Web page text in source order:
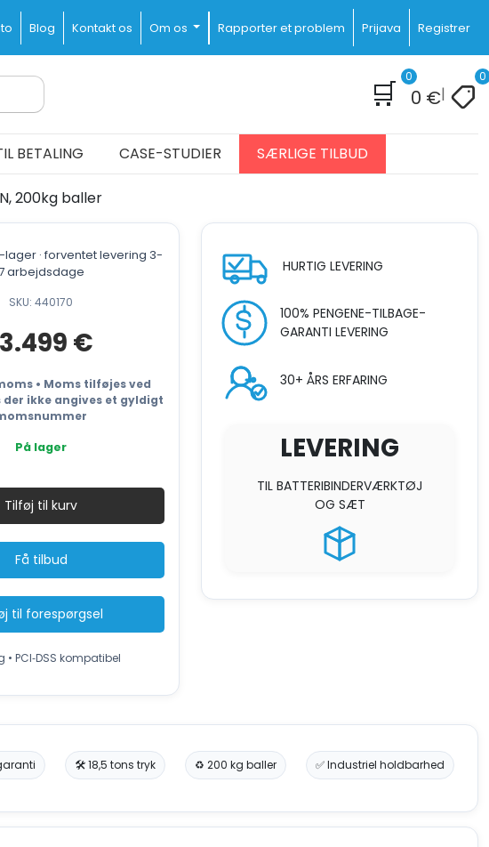
Blog Kontakt os Om os Rapporter et problem Prijava Registrer
🛒 0
0 €|
0
BETALING CASE-STUDIER SÆRLIGE TILBUD
200kg baller
lager · forventet levering 3-
arbejdsdage
SKU: 440170
€
• Moms tilføjes ved
ikke angives et gyldigt
På lager
plastpresser
HSM
Press
18,5
tons,
200kg
Tilføj til kurv
Få tilbud
til forespørgsel
• PCI‑DSS kompatibel
HURTIG LEVERING
100% PENGENE-TILBAGE-
GARANTI LEVERING
30+ ÅRS ERFARING
LEVERING
TIL BATTERIBINDERVÆRKTØJ
OG SÆT
🛠️ 18,5 tons tryk ♻️ 200 kg baller ✅ Industriel holdbarhed